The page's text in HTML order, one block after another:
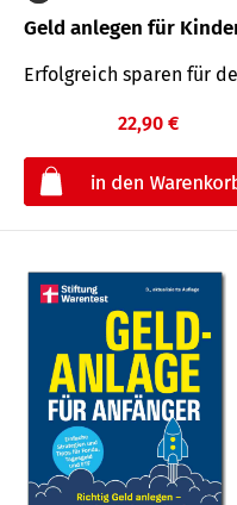
Geld anlegen für
Erfolgreich sparen für
22,90 €